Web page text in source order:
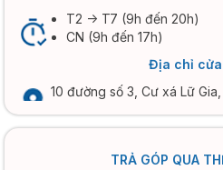
T2 -> T7 (9h đến 20h)
CN (9h đến 17h)
Địa chỉ
10 đường số 3, Cư xá Lữ
TRẢ GÓP QUA